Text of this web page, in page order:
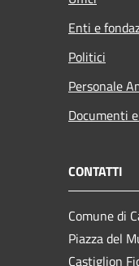
Enti e
Politici
Personale
Documenti
CONTATTI
Comune di
Piazza del
Castiglion